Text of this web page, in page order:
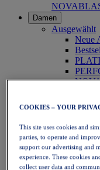
Damen
Ausgewählt
Neue
Tennis
Padel
COOKIES – YOUR
This site uses cookies and
parties, to operate and
support our advertising and
experience. These cookies
collect user data and